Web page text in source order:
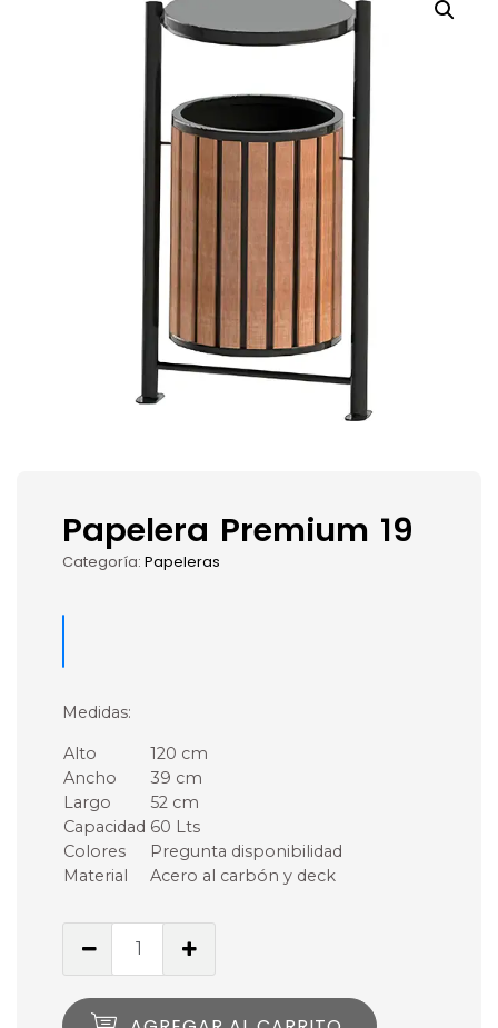
Papelera Premium 19
Categoría: Papeleras
Medidas:
Alto
120 cm
Ancho
39 cm
Largo
52 cm
Capacidad 60 Lts
Colores
Pregunta disponibilidad
Material
Acero al carbón y deck